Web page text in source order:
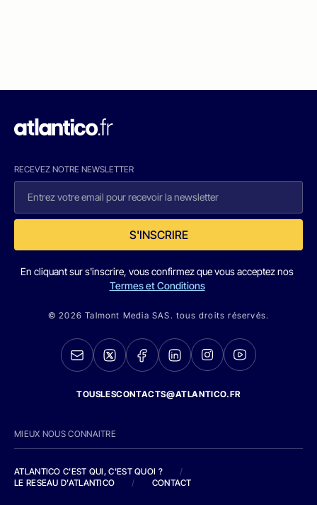
RECEVEZ NOTRE NEWSLETTER
S'INSCRIRE
En cliquant sur s'inscrire, vous confirmez que vous acceptez nos
Termes et Conditions
© 2026 Talmont Media SAS. tous droits réservés.
TOUSLESCONTACTS@ATLANTICO.FR
MIEUX NOUS CONNAITRE
ATLANTICO C'EST QUI, C'EST QUOI ?
/
LE RESEAU D'ATLANTICO
/ CONTACT